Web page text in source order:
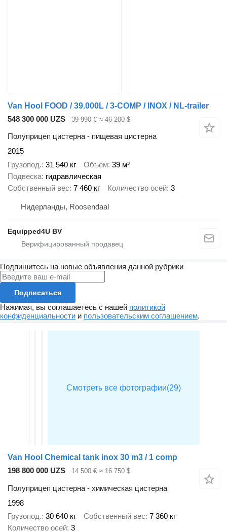
Van Hool FOOD / 39.000L / 3-COMP / INOX / NL-trailer
548 300 000 UZS
39 990 € ≈ 46 200 $
Полуприцеп цистерна - пищевая цистерна
2015
Грузопод. 31 540 кг Объем 39 м³
Подвеска гидравлическая
Собственный вес 7 460 кг Количество осей 3
Нидерланды, Roosendaal
Equipped4U BV
Подпишитесь на новые объявления данной рубрики
Подписаться
Нажимая, вы соглашаетесь с нашей политикой
конфиденциальности и пользовательским соглашением.
Van Hool Chemical tank inox 30 m3 / 1 comp
198 800 000 UZS
14 500 € ≈ 16 750 $
Полуприцеп цистерна - химическая цистерна
1998
Грузопод. 30 640 кг Собственный вес 7 360 кг
Количество осей 3